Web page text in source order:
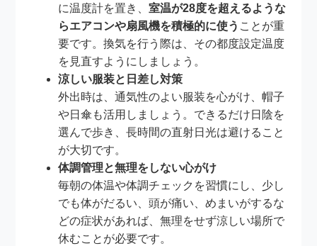
に温度計を置き、室温が28度を超えるような
らエアコンや扇風機を積極的に使う ことが重
要です。換気を行う際は、その都度設定温度
を見直すようにしましょう。
涼しい服装と日差し対策
外出時は、通気性のよい服装を心がけ、帽子
や日傘も活用しましょう。できるだけ日陰を
選んで歩き、長時間の直射日光は避けること
が大切です。
体調管理と無理をしない心がけ
毎朝の体温や体調チェックを習慣にし、少し
でも体がだるい、頭が痛い、めまいがするな
どの症状があれば、無理をせず涼しい場所で
休むことが必要です。